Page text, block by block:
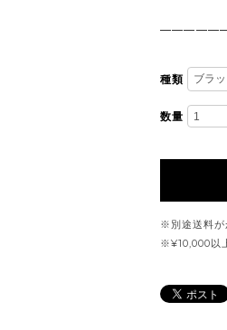
種類
数量
※別途送料が
※¥10,000以